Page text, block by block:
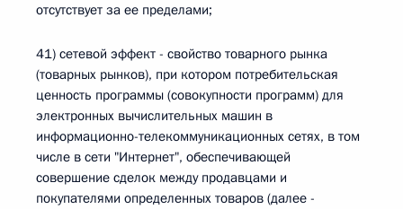
отсутствует за ее пределами;
41) сетевой эффект - свойство товарного рынка
(товарных рынков), при котором потребительская
ценность программы (совокупности программ) для
электронных вычислительных машин в
информационно-телекоммуникационных сетях, в том
числе в сети "Интернет", обеспечивающей
совершение сделок между продавцами и
покупателями определенных товаров (далее -